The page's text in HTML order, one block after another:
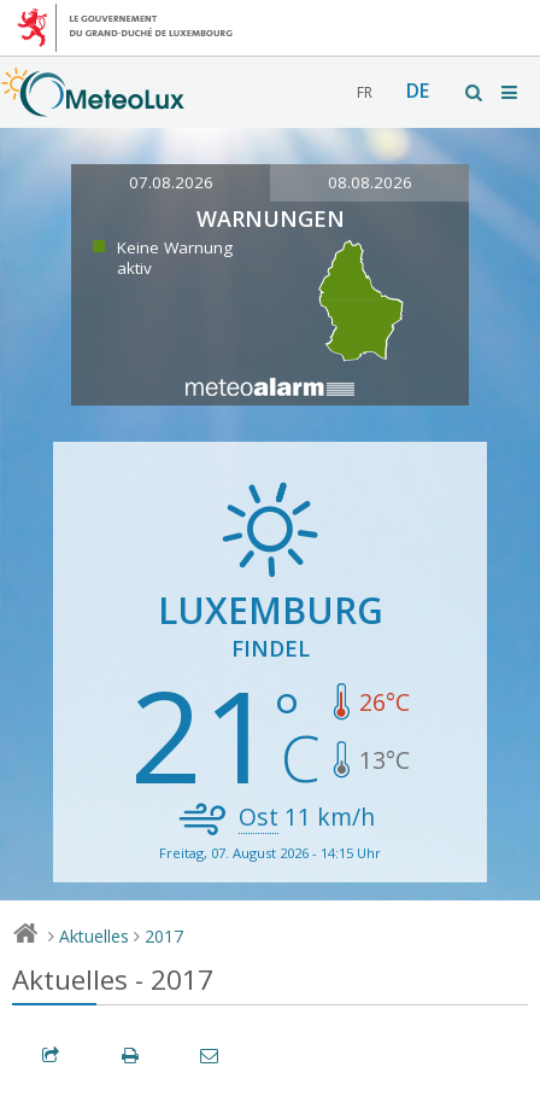
FR DE
07.08.2026 08.08.2026
WARNUNGEN
Keine Warnung
aktiv
LUXEMBURG
FINDEL
21 26°C
13°C
Ost 11 km/h
Freitag, 07. August 2026 - 14:15 Uhr
> Aktuelles > 2017
Aktuelles - 2017